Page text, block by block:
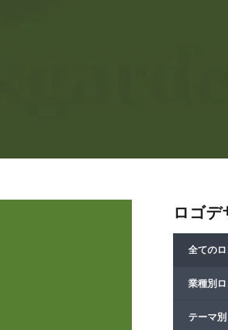
ロゴ
全ての
業種別
テーマ